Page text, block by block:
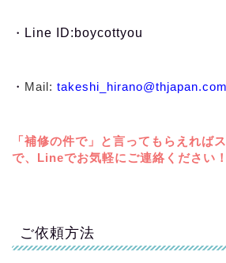
・ Line ID:boycottyou
・ Mail: takeshi_hirano@thjapan.com
「補修の件で」と言ってもらえれば
で、Lineでお気軽にご連絡ください！
ご依頼方法